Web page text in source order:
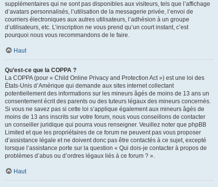
supplémentaires qui ne sont pas disponibles aux visiteurs, tels que l’affichage
d’avatars personnalisés, l’utilisation de la messagerie privée, l’envoi de
courriers électroniques aux autres utilisateurs, l’adhésion à un groupe
d’utilisateurs, etc. L’inscription ne vous prend qu’un court instant, c’est
pourquoi nous vous recommandons de le faire.
Haut
Qu’est-ce que la COPPA ?
La COPPA (pour « Child Online Privacy and Protection Act ») est une loi des
États-Unis d’Amérique qui demande aux sites internet collectant
potentiellement des informations sur les mineurs âgés de moins de 13 ans un
consentement écrit des parents ou des tuteurs légaux des mineurs concernés.
Si vous ne savez pas si cette loi s’applique également aux mineurs âgés de
moins de 13 ans inscrits sur votre forum, nous vous conseillons de contacter
un conseiller juridique qui pourra vous renseigner. Veuillez noter que phpBB
Limited et que les propriétaires de ce forum ne peuvent pas vous proposer
d’assistance légale et ne doivent donc pas être contactés à ce sujet, excepté
lorsque l’assistance porte sur la question « Qui dois-je contacter à propos de
problèmes d’abus ou d’ordres légaux liés à ce forum ? ».
Haut